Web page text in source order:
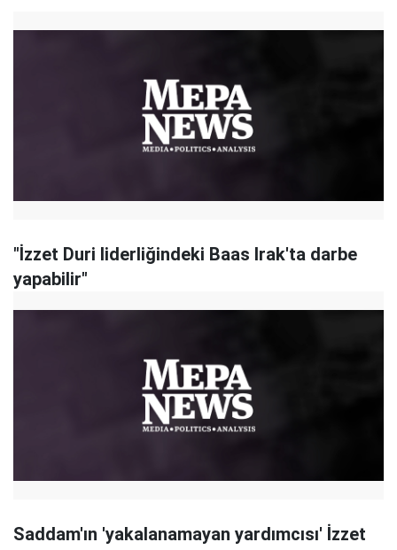
"İzzet Duri liderliğindeki Baas Irak'ta darbe
yapabilir"
Saddam'ın 'yakalanamayan yardımcısı' İzzet